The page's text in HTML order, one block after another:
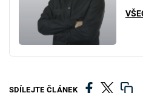
SDÍLEJTE ČLÁNEK